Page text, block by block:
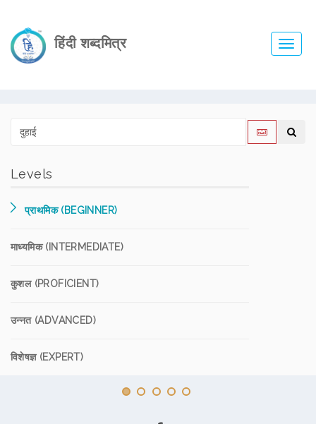
हिंदी शब्दमित्र
Levels
प्राथमिक (BEGINNER)
माध्यमिक (INTERMEDIATE)
कुशल (PROFICIENT)
उन्नत (ADVANCED)
विशेषज्ञ (EXPERT)